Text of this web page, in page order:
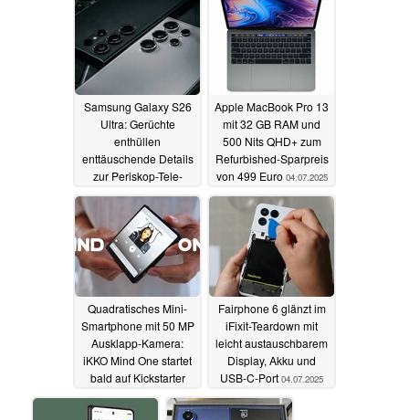
Samsung Galaxy S26
Ultra: Gerüchte
enthüllen
enttäuschende Details
zur Periskop-Tele-
Kamera04.07.2025
Apple MacBook Pro 13
mit 32 GB RAM und
500 Nits QHD+ zum
Refurbished-Sparpreis
von 499 Euro 04.07.2025
Quadratisches Mini-
Smartphone mit 50 MP
Ausklapp-Kamera:
iKKO Mind One startet
bald auf Kickstarter
04.07.2025
Fairphone 6 glänzt im
iFixit-Teardown mit
leicht austauschbarem
Display, Akku und
USB-C-Port 04.07.2025